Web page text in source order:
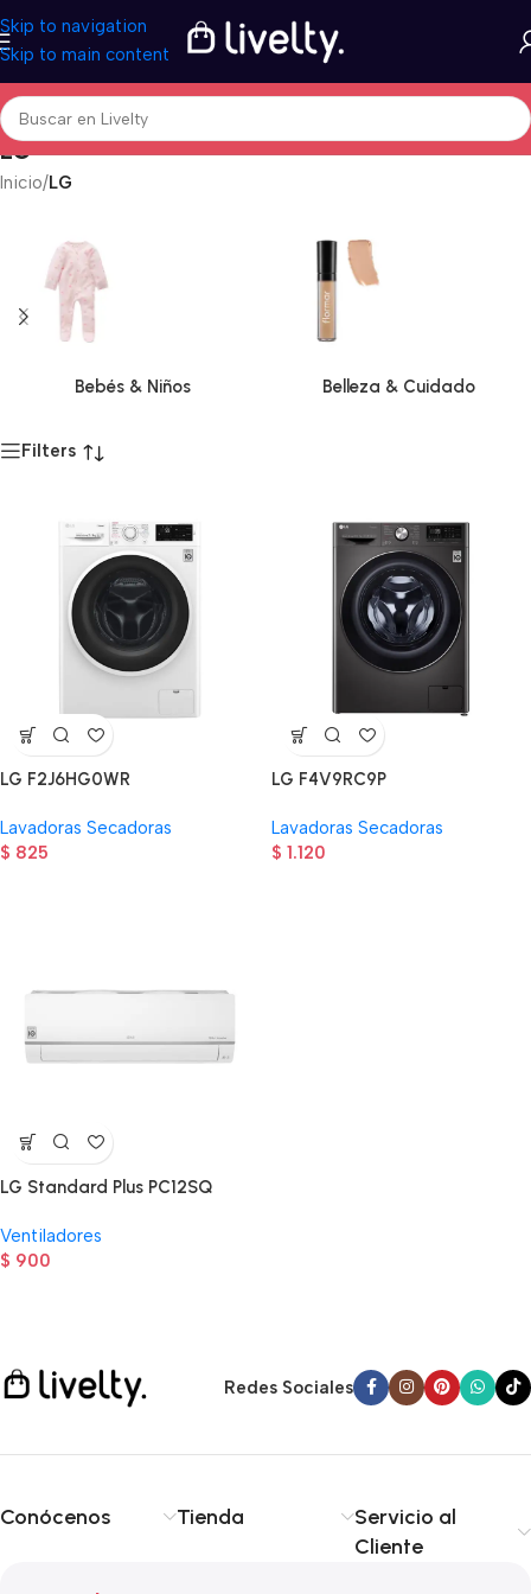
Skip to navigation
Skip to main content
LG
Inicio/LG
Bebés & Niños Belleza & Cuidado
Filters
LG F2J6HG0WR
Lavadoras Secadoras
$ 825
LG F4V9RC9P
Lavadoras Secadoras
$ 1.120
LG Standard Plus PC12SQ
Ventiladores
$ 900
Redes Sociales
Conócenos Tienda
Servicio al
Cliente